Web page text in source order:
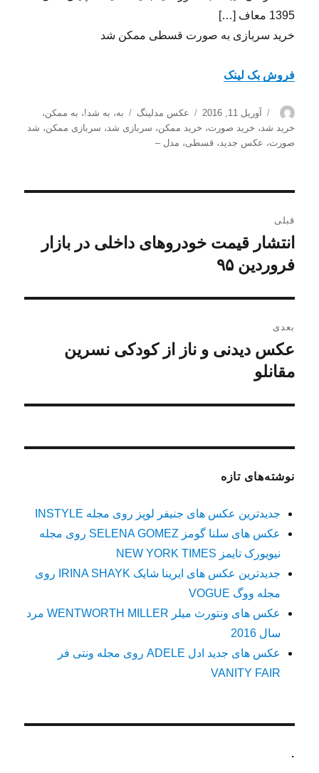
1395 معاف […]
خرید سربازی به صورت قسطی ممکن شد
فروش بک لینک
نویسنده
ارسال
شده
در
آوریل 11, 2016 دسته‌ها
عکس مدلینگ برچسب‌ها
به، به شد!، به ممکن،
خرید شد، خرید صورت، خرید ممکن، سربازی شد، سربازی ممکن، شد
صورت، عکس جدید،قسطی، مدل –
نوشته
قبلی
نوشته
قبلی:
انتشار قیمت خودروهای داخلی در بازار
فروردین ۹۵
بعدی
نوشته
بعدی:
عکس دیدنی و ناز از کودکی نسرین
مقانلو
نوشته‌های تازه
جدیدترین عکس های جنیفر لوپز روی مجله INSTYLE
عکس های سلنا گومز SELENA GOMEZ روی مجله
نیویورک تایمز NEW YORK TIMES
جدیدترین عکس های ایرینا شایک IRINA SHAYK روی
مجله ووگ VOGUE
عکس های ونتورث میلر WENTWORTH MILLER مرد
سال 2016
عکس های جدید ادل ADELE روی مجله ونتی فر
VANITY FAIR
.